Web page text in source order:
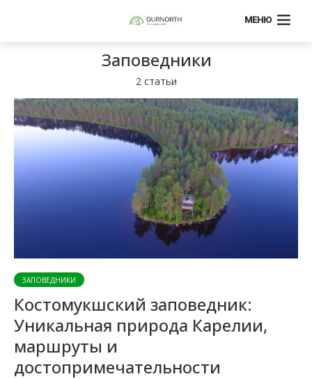
МЕНЮ
Заповедники
2 статьи
ЗАПОВЕДНИКИ
Костомукшский заповедник:
Уникальная природа Карелии,
маршруты и
достопримечательности